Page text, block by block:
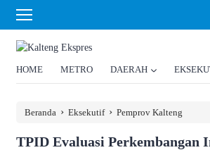
HOME METRO DAERAH
Beranda › Eksekutif › Pemprov Kalteng
TPID Evaluasi Perkembangan